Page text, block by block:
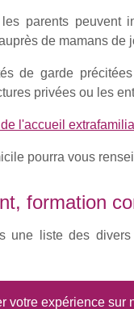
parents peuvent
de mamans de
de garde
privées ou les
l'accueil extrafamilial
pourra vous
formation
une liste des
votre expérience sur